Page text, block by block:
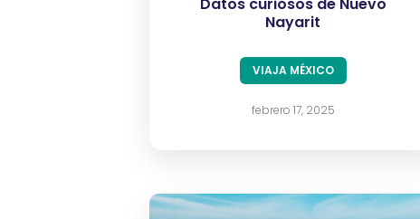
Nayarit
VIAJA MÉXICO
febrero 17, 2025